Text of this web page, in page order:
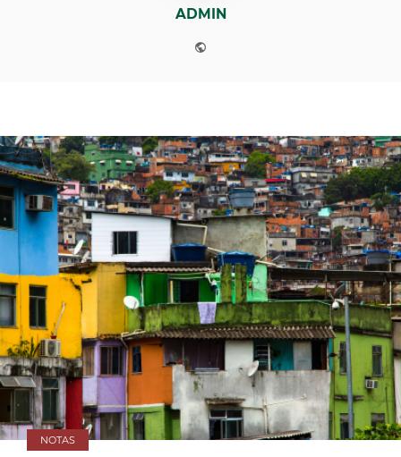
ADMIN
NOTAS